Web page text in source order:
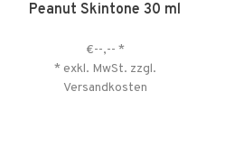
Peanut Skintone 30 ml
€--,-- *
* exkl. MwSt. zzgl.
Versandkosten